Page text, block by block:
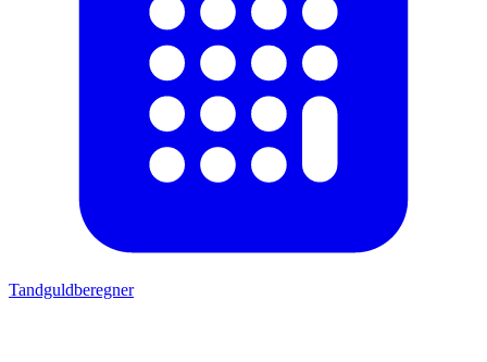
Tandguldberegner